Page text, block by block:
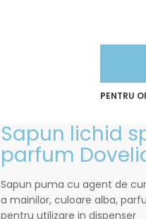
PENTRU
Sapun lichid
parfum
Sapun puma cu agent de
a mainilor, culoare alba,
pentru utilizare in dispenser